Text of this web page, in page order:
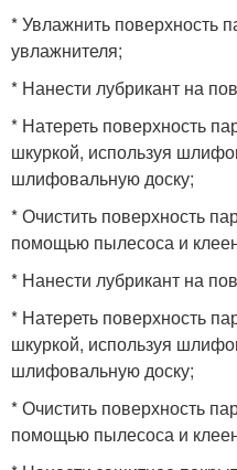
* Увлажнить поверхность
увлажнителя;
* Нанести лубрикант на
* Натереть поверхность
шкуркой, используя
шлифовальную доску;
* Очистить поверхность
помощью пылесоса и
* Нанести лубрикант на
* Натереть поверхность
шкуркой, используя
шлифовальную доску;
* Очистить поверхность
помощью пылесоса и